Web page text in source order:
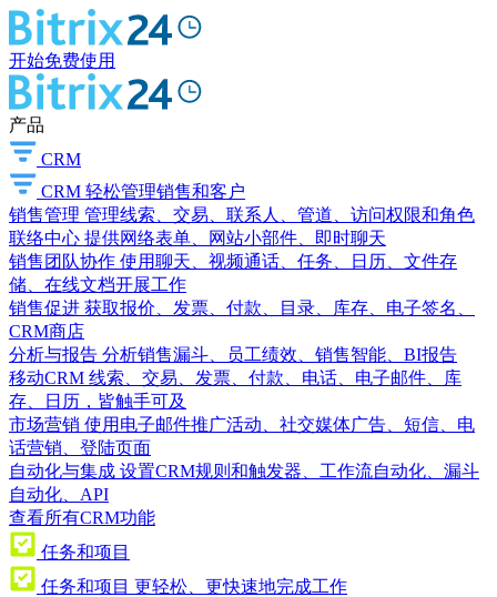
开始免费使用
产品
CRM
CRM 轻松管理销售和客户
销售管理 管理线索、交易、联系人、管道、访问权限和角色
联络中心 提供网络表单、网站小部件、即时聊天
销售团队协作 使用聊天、视频通话、任务、日历、文件存
储、在线文档开展工作
销售促进 获取报价、发票、付款、目录、库存、电子签名、
CRM商店
分析与报告 分析销售漏斗、员工绩效、销售智能、BI报告
移动CRM 线索、交易、发票、付款、电话、电子邮件、库
存、日历，皆触手可及
市场营销 使用电子邮件推广活动、社交媒体广告、短信、电
话营销、登陆页面
自动化与集成 设置CRM规则和触发器、工作流自动化、漏斗
自动化、API
查看所有CRM功能
任务和项目
任务和项目 更轻松、更快速地完成工作